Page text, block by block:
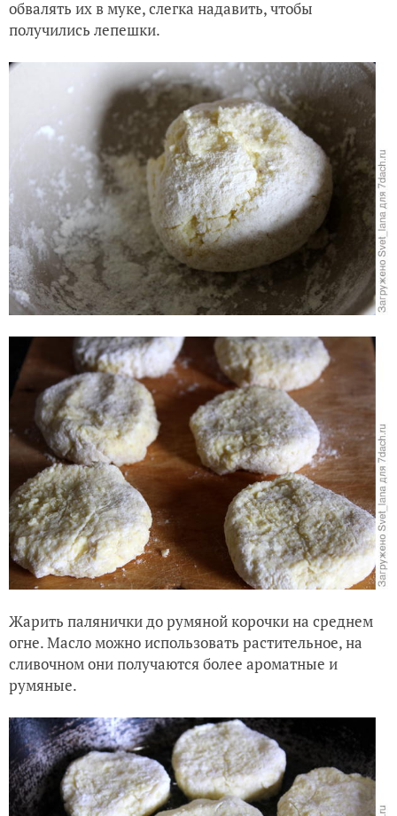
обвалять их в муке, слегка надавить, чтобы
получились лепешки.
Жарить палянички до румяной корочки на среднем
огне. Масло можно использовать растительное, на
сливочном они получаются более ароматные и
румяные.